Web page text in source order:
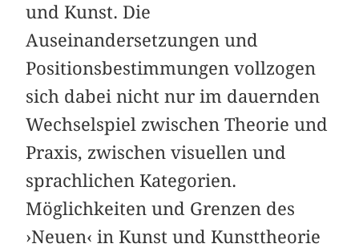
und Kunst. Die
Auseinandersetzungen und
Positionsbestimmungen vollzogen
sich dabei nicht nur im dauernden
Wechselspiel zwischen Theorie und
Praxis, zwischen visuellen und
sprachlichen Kategorien.
Möglichkeiten und Grenzen des
›Neuen‹ in Kunst und Kunsttheorie